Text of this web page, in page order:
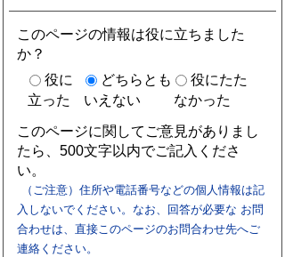
このページの情報は役に立ちました
か？
役に
立った
どちらとも
いえない
役にたた
なかった
このページに関してご意見がありまし
たら、500文字以内でご記入くださ
い。
（ご注意）住所や電話番号などの個人情報は記
入しないでください。なお、回答が必要な お問
合わせは、直接このページのお問合わせ先へご
連絡ください。